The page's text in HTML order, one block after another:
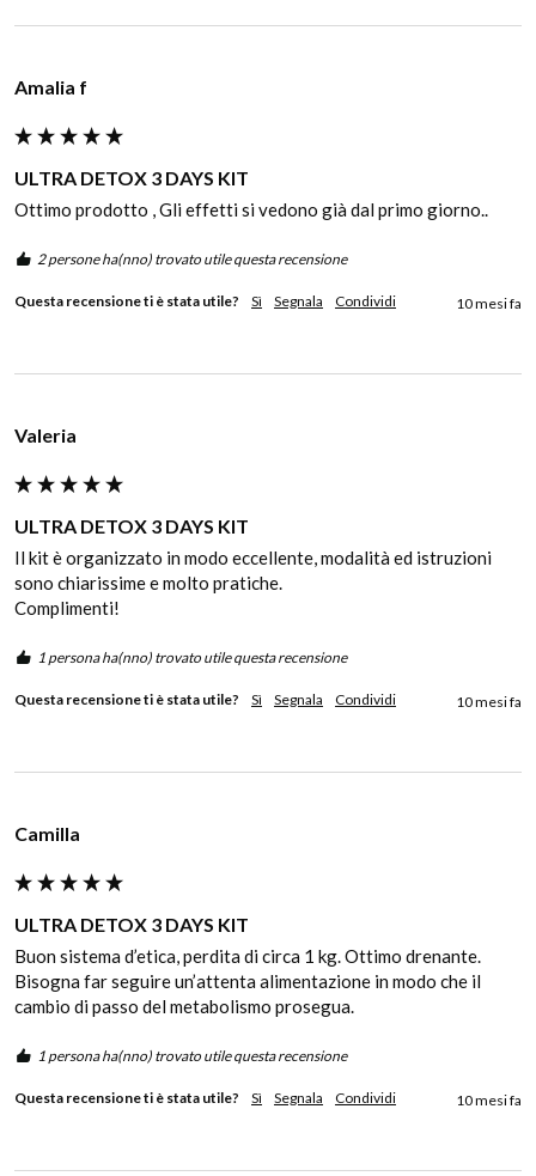
Amalia f
ULTRA DETOX 3 DAYS KIT
Ottimo prodotto , Gli effetti si vedono già dal primo giorno..
2 persone ha(nno) trovato utile questa recensione
Questa recensione ti è stata utile? Sì Segnala Condividi 10 mesi fa
Valeria
ULTRA DETOX 3 DAYS KIT
Il kit è organizzato in modo eccellente, modalità ed istruzioni
sono chiarissime e molto pratiche.
Complimenti!
1 persona ha(nno) trovato utile questa recensione
Questa recensione ti è stata utile? Sì Segnala Condividi 10 mesi fa
Camilla
ULTRA DETOX 3 DAYS KIT
Buon sistema d’etica, perdita di circa 1 kg. Ottimo drenante.
Bisogna far seguire un’attenta alimentazione in modo che il
cambio di passo del metabolismo prosegua.
1 persona ha(nno) trovato utile questa recensione
Questa recensione ti è stata utile? Sì Segnala Condividi 10 mesi fa